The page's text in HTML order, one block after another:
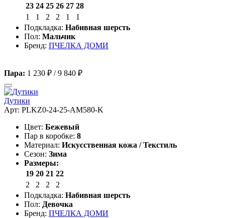
23 24 25 26 27 28
1
1 2 2 1
1
Подкладка: Набивная шерсть
Пол: Мальчик
Бренд: ПЧЕЛКА ДОМИ
Пара: 1 230 ₽ /9 840 ₽
Дутики
Арт: PLKZ0-24-25-AM580-K
Цвет: Бежевый
Пар в коробке: 8
Материал: Искусственная кожа / Текстиль
Сезон: Зима
Размеры:
19 20 21 22
2
2 2
2
Подкладка: Набивная шерсть
Пол: Девочка
Бренд: ПЧЕЛКА ДОМИ